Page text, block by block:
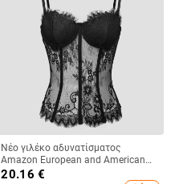
Νέο γιλέκο αδυνατίσματος
Amazon European and American
Street Spice Girl Lace Eyelashes
20.16 €